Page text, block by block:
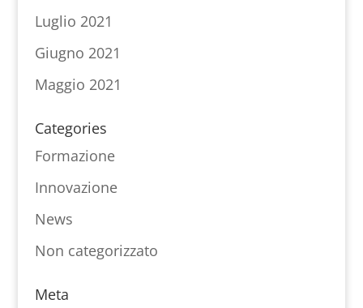
Luglio 2021
Giugno 2021
Maggio 2021
Categories
Formazione
Innovazione
News
Non categorizzato
Meta